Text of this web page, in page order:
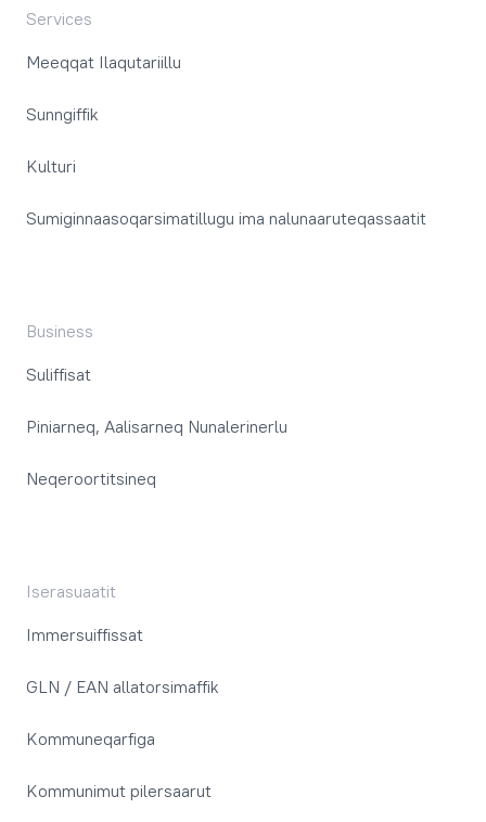
Services
Meeqqat Ilaqutariillu
Sunngiffik
Kulturi
Sumiginnaasoqarsimatillugu ima nalunaaruteqassaatit
Business
Suliffisat
Piniarneq, Aalisarneq Nunalerinerlu
Neqeroortitsineq
Iserasuaatit
Immersuiffissat
GLN / EAN allatorsimaffik
Kommuneqarfiga
Kommunimut pilersaarut